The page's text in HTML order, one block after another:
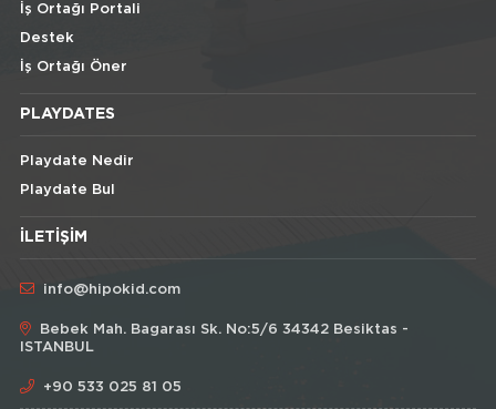
İş Ortağı Portali
Destek
İş Ortağı Öner
PLAYDATES
Playdate Nedir
Playdate Bul
İLETIŞIM
info@hipokid.com
Bebek Mah. Bagarası Sk. No:5/6 34342 Besiktas -
ISTANBUL
+90 533 025 81 05